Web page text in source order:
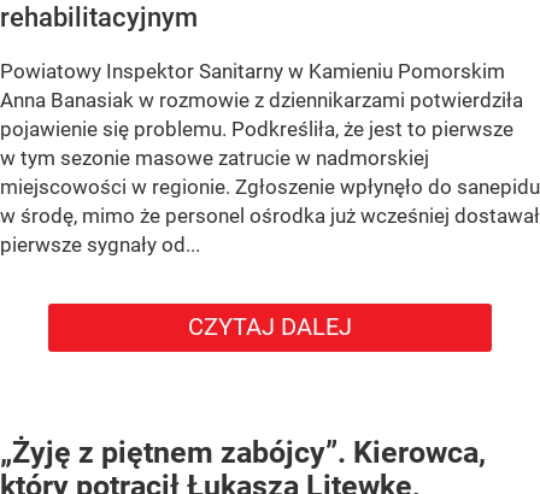
rehabilitacyjnym
Powiatowy Inspektor Sanitarny w Kamieniu Pomorskim
Anna Banasiak w rozmowie z dziennikarzami potwierdziła
pojawienie się problemu. Podkreśliła, że jest to pierwsze
w tym sezonie masowe zatrucie w nadmorskiej
miejscowości w regionie. Zgłoszenie wpłynęło do sanepidu
w środę, mimo że personel ośrodka już wcześniej dostawał
pierwsze sygnały od...
CZYTAJ DALEJ
„Żyję z piętnem zabójcy”. Kierowca,
który potrącił Łukasza Litewkę,